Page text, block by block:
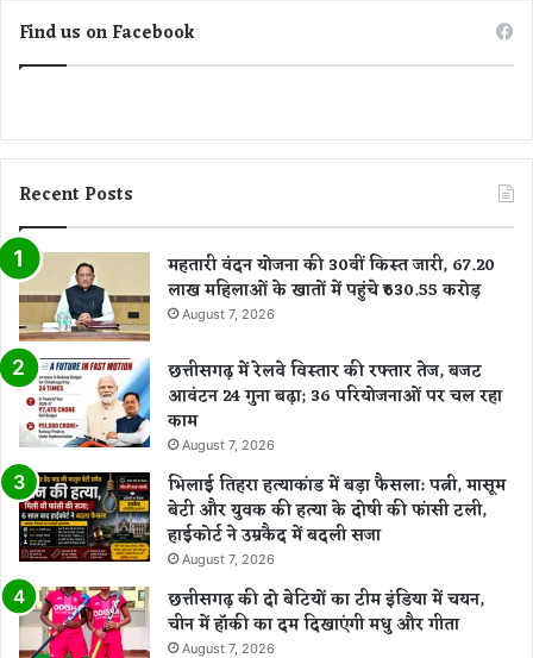
Find us on Facebook
Recent Posts
महतारी वंदन योजना की 30वीं किस्त जारी, 67.20
लाख महिलाओं के खातों में पहुंचे ₹630.55 करोड़
August 7, 2026
छत्तीसगढ़ में रेलवे विस्तार की रफ्तार तेज, बजट
आवंटन 24 गुना बढ़ा; 36 परियोजनाओं पर चल रहा
काम
August 7, 2026
भिलाई तिहरा हत्याकांड में बड़ा फैसला: पत्नी, मासूम
बेटी और युवक की हत्या के दोषी की फांसी टली,
हाईकोर्ट ने उम्रकैद में बदली सजा
August 7, 2026
छत्तीसगढ़ की दो बेटियों का टीम इंडिया में चयन,
चीन में हॉकी का दम दिखाएंगी मधु और गीता
August 7, 2026